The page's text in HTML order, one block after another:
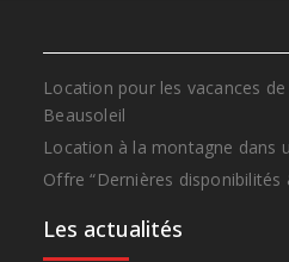
Location pour les vacances de
Beausoleil
Location à la montagne dans
Offre “Dernières disponibilités
Les actualités